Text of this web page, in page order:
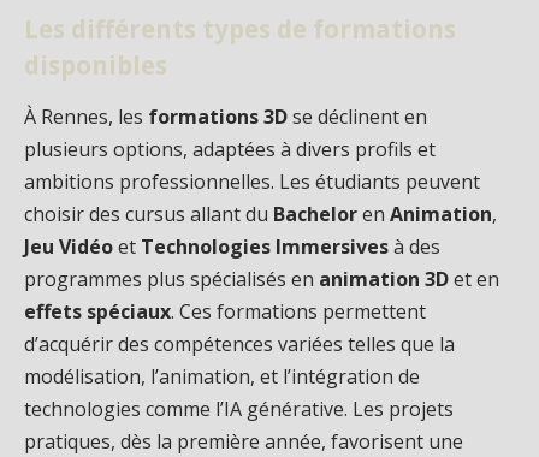
Les différents types de formations
disponibles
À Rennes, les formations 3Dse déclinent en
plusieurs options, adaptées à divers profils et
ambitions professionnelles. Les étudiants peuvent
choisir des cursus allant du Bacheloren Animation,
Jeu Vidéoet Technologies Immersivesà des
programmes plus spécialisés en animation 3Det en
effets spéciaux. Ces formations permettent
d’acquérir des compétences variées telles que la
modélisation, l’animation, et l’intégration de
technologies comme l’IA générative. Les projets
pratiques, dès la première année, favorisent une